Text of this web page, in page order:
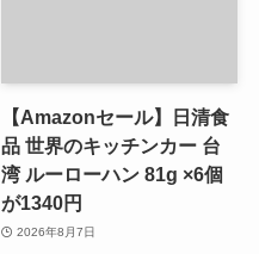
【Amazonセール】日清食
品 世界のキッチンカー 台
湾 ルーローハン 81g ×6個
が1340円
2026年8月7日